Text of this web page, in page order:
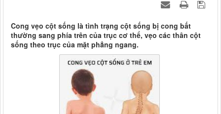
Cong vẹo cột sống là tình trạng cột sống bị cong bất
thường sang phía trên của trục cơ thể, vẹo các thân cột
sống theo trục của mặt phẳng ngang.